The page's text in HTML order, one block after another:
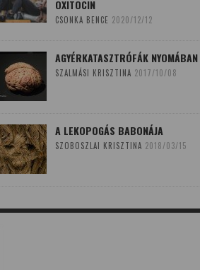
OXITOCIN
CSONKA BENCE 2020/12/12
AGYÉRKATASZTRÓFÁK NYOMÁBAN
SZALMÁSI KRISZTINA 2017/10/08
A LEKOPOGÁS BABONÁJA
SZOBOSZLAI KRISZTINA 2018/03/15